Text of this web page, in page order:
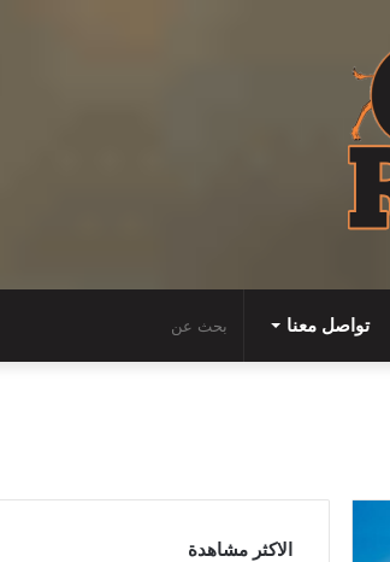
تواصل معنا
الاكثر مشاهدة